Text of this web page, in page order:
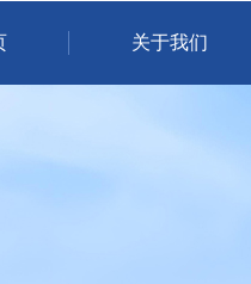
关于我们